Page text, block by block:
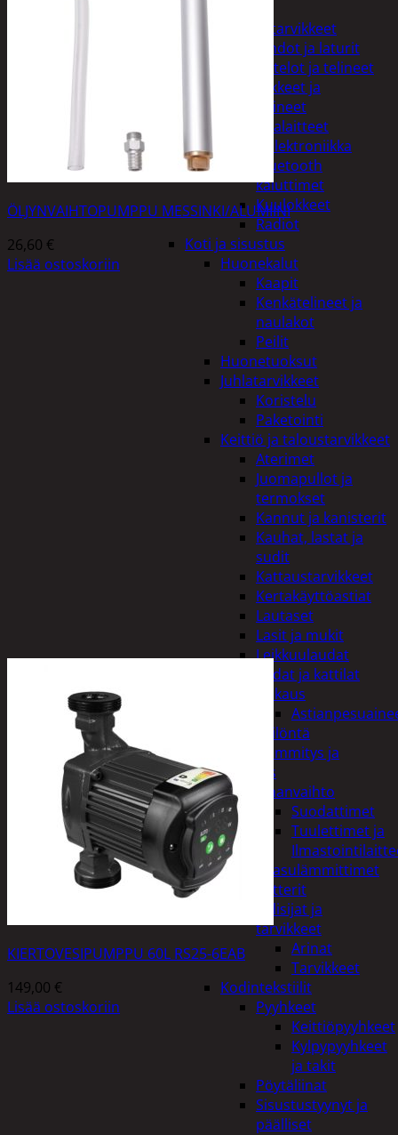
Puhelintarvikkeet
Johdot ja laturit
Kotelot ja telineet
Tv-tarvikkeet ja
seinätelineet
Varavirtalaitteet
Viihde-elektroniikka
Bluetooth
kaiuttimet
Kuulokkeet
Radiot
Koti ja sisustus
Huonekalut
Kaapit
Kenkätelineet ja
naulakot
Peilit
Huonetuoksut
Juhlatarvikkeet
Koristelu
Paketointi
Keittiö ja taloustarvikkeet
Aterimet
Juomapullot ja
termokset
Kannut ja kanisterit
Kauhat, lastat ja
sudit
Kattaustarvikkeet
Kertakäyttöastiat
Lautaset
Lasit ja mukit
Leikkuulaudat
Padat ja kattilat
Tiskaus
Säilöntä
Kodin lämmitys ja
tuuletus
Ilmanvaihto
Suodattimet
Tuulettimet ja
Kaasulämmittimet
Patterit
Tulisijat ja
tarvikkeet
Arinat
Tarvikkeet
Kodintekstiilit
Pyyhkeet
Keittiöpyyhkeet
Kylpypyyhkeet
ja takit
Pöytäliinat
Sisustustyynyt ja
päälliset
ÖLJYNVAIHTOPUMPPU MESSINKI/ALUMIINI
26,60 €
Lisää ostoskoriin
KIERTOVESIPUMPPU 60L RS25-6EAB
149,00 €
Lisää ostoskoriin